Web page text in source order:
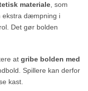
materiale , som
ekstra dæmpning i
Det gør bolden
at gribe bolden med
Spillere kan derfor
kast.